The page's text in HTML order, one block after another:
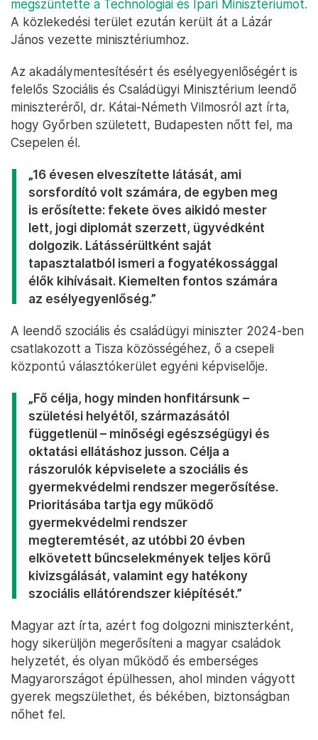
megszüntette a Technológiai és Ipari Minisztériumot.
A közlekedési terület ezután került át a Lázár
János vezette minisztériumhoz.
Az akadálymentesítésért és esélyegyenlőségért is
felelős Szociális és Családügyi Minisztérium leendő
miniszteréről, dr. Kátai-Németh Vilmosról azt írta,
hogy Győrben született, Budapesten nőtt fel, ma
Csepelen él.
„16 évesen elveszítette látását, ami
sorsfordító volt számára, de egyben meg
is erősítette: fekete öves aikidó mester
lett, jogi diplomát szerzett, ügyvédként
dolgozik. Látássérültként saját
tapasztalatból ismeri a fogyatékossággal
élők kihívásait. Kiemelten fontos számára
az esélyegyenlőség.”
A leendő szociális és családügyi miniszter 2024-ben
csatlakozott a Tisza közösségéhez, ő a csepeli
központú választókerület egyéni képviselője.
„Fő célja, hogy minden honfitársunk –
születési helyétől, származásától
függetlenül – minőségi egészségügyi és
oktatási ellátáshoz jusson. Célja a
rászorulók képviselete a szociális és
gyermekvédelmi rendszer megerősítése.
Prioritásába tartja egy működő
gyermekvédelmi rendszer
megteremtését, az utóbbi 20 évben
elkövetett bűncselekmények teljes körű
kivizsgálását, valamint egy hatékony
szociális ellátórendszer kiépítését.”
Magyar azt írta, azért fog dolgozni miniszterként,
hogy sikerüljön megerősíteni a magyar családok
helyzetét, és olyan működő és emberséges
Magyarországot épülhessen, ahol minden vágyott
gyerek megszülethet, és békében, biztonságban
nőhet fel.